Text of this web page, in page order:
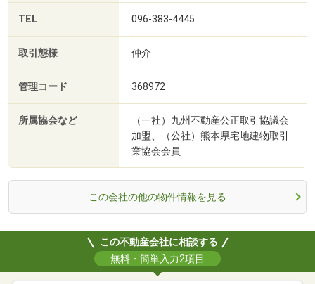
TEL 096-383-4445
取引態様 仲介
管理コード 368972
所属協会など
（一社）九州不動産公正取引協議会
加盟、（公社）熊本県宅地建物取引
業協会会員
この会社の他の物件情報を見る
この不動産会社に相談する
無料・簡単入力2項目